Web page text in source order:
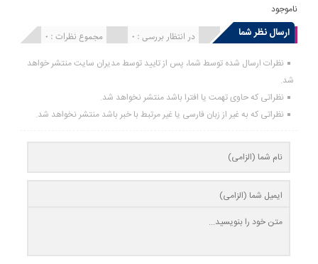
ناموجود
ارسال نظر شما مجموع نظرات : 0 در انتظار بررسی : 0 انتشار یافته : 0
نظرات ارسال شده توسط شما، پس از تایید توسط مدیران سایت منتشر خواهد
شد.
نظراتی که حاوی تهمت یا افترا باشد منتشر نخواهد شد.
نظراتی که به غیر از زبان فارسی یا غیر مرتبط با خبر باشد منتشر نخواهد شد.